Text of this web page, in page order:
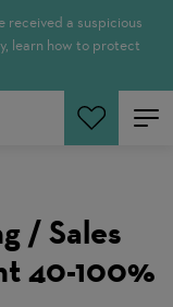
received a suspicious
learn how to protect
/ Sales
40-100%